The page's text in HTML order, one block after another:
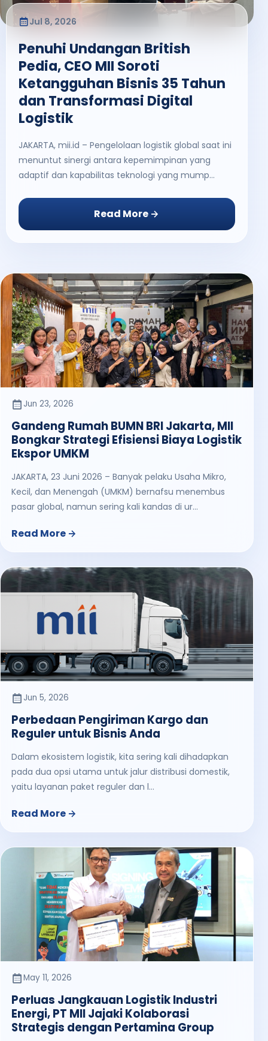
Jul 8, 2026
Penuhi Undangan British
Pedia, CEO MII Soroti
Ketangguhan Bisnis 35 Tahun
dan Transformasi Digital
Logistik
JAKARTA, mii.id – Pengelolaan logistik global saat ini
menuntut sinergi antara kepemimpinan yang
adaptif dan kapabilitas teknologi yang mump...
Read More
Jun 23, 2026
Gandeng Rumah BUMN BRI Jakarta, MII
Bongkar Strategi Efisiensi Biaya Logistik
Ekspor UMKM
JAKARTA, 23 Juni 2026 – Banyak pelaku Usaha Mikro,
Kecil, dan Menengah (UMKM) bernafsu menembus
pasar global, namun sering kali kandas di ur...
Read More
Jun 5, 2026
Perbedaan Pengiriman Kargo dan
Reguler untuk Bisnis Anda
Dalam ekosistem logistik, kita sering kali dihadapkan
pada dua opsi utama untuk jalur distribusi domestik,
yaitu layanan paket reguler dan l...
Read More
May 11, 2026
Perluas Jangkauan Logistik Industri
Energi, PT MII Jajaki Kolaborasi
Strategis dengan Pertamina Group